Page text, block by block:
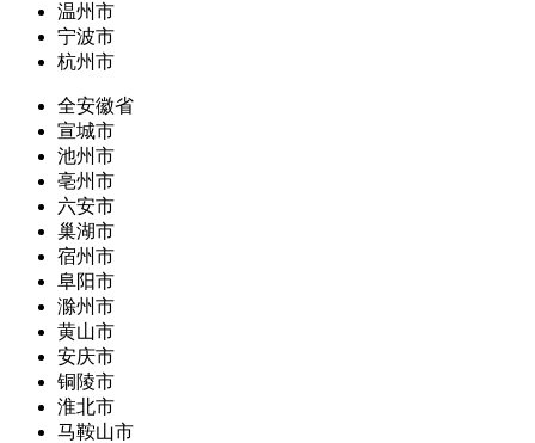
温州市
宁波市
杭州市
全安徽省
宣城市
池州市
亳州市
六安市
巢湖市
宿州市
阜阳市
滁州市
黄山市
安庆市
铜陵市
淮北市
马鞍山市